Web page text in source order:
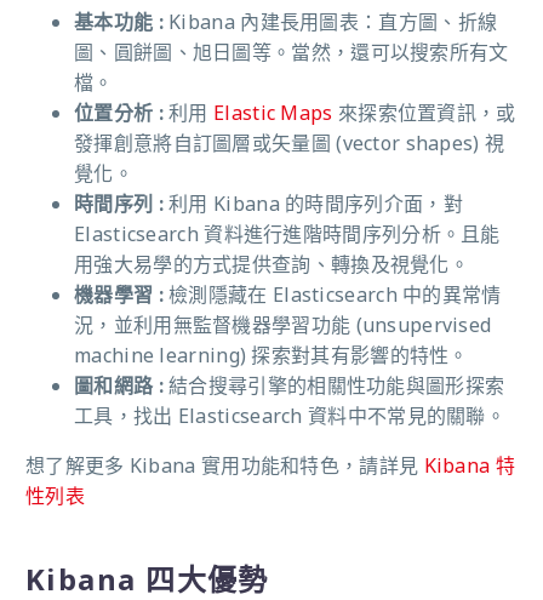
基本功能 : Kibana 內建長用圖表：直方圖、折線
圖、圓餅圖、旭日圖等。當然，還可以搜索所有文
檔。
位置分析 :利用 Elastic Maps 來探索位置資訊，或
發揮創意將自訂圖層或矢量圖 (vector shapes) 視
覺化。
時間序列 :利用 Kibana 的時間序列介面，對
Elasticsearch 資料進行進階時間序列分析。且能
用強大易學的方式提供查詢、轉換及視覺化。
機器學習 :檢測隱藏在 Elasticsearch 中的異常情
況，並利用無監督機器學習功能 (unsupervised
machine learning) 探索對其有影響的特性。
圖和網路 :結合搜尋引擎的相關性功能與圖形探索
工具，找出 Elasticsearch 資料中不常見的關聯。
想了解更多 Kibana 實用功能和特色，請詳見 Kibana 特
性列表
Kibana 四大優勢